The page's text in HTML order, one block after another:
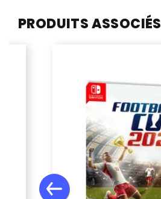
PRODUITS ASSOCIÉS